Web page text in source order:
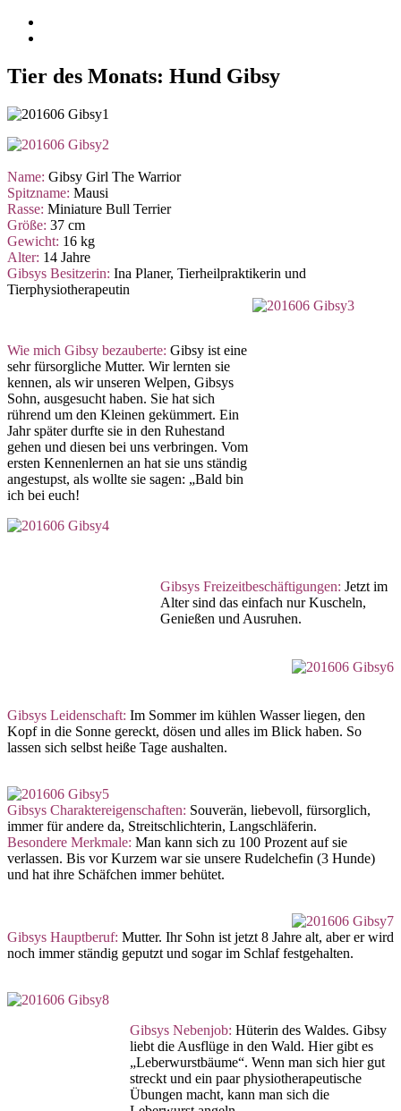
Tier des Monats: Hund Gibsy
Name: Gibsy Girl The Warrior
Spitzname: Mausi
Rasse: Miniature Bull Terrier
Größe: 37 cm
Gewicht: 16 kg
Alter: 14 Jahre
Gibsys Besitzerin: Ina Planer, Tierheilpraktikerin und
Tierphysiotherapeutin
Wie mich Gibsy bezauberte: Gibsy ist eine
sehr fürsorgliche Mutter. Wir lernten sie
kennen, als wir unseren Welpen, Gibsys
Sohn, ausgesucht haben. Sie hat sich
rührend um den Kleinen gekümmert. Ein
Jahr später durfte sie in den Ruhestand
gehen und diesen bei uns verbringen. Vom
ersten Kennenlernen an hat sie uns ständig
angestupst, als wollte sie sagen: „Bald bin
ich bei euch!
Gibsys Freizeitbeschäftigungen: Jetzt im
Alter sind das einfach nur Kuscheln,
Genießen und Ausruhen.
Gibsys Leidenschaft: Im Sommer im kühlen Wasser liegen, den
Kopf in die Sonne gereckt, dösen und alles im Blick haben. So
lassen sich selbst heiße Tage aushalten.
Gibsys Charaktereigenschaften: Souverän, liebevoll, fürsorglich,
immer für andere da, Streitschlichterin, Langschläferin.
Besondere Merkmale: Man kann sich zu 100 Prozent auf sie
verlassen. Bis vor Kurzem war sie unsere Rudelchefin (3 Hunde)
und hat ihre Schäfchen immer behütet.
Gibsys Hauptberuf: Mutter. Ihr Sohn ist jetzt 8 Jahre alt, aber er wird
noch immer ständig geputzt und sogar im Schlaf festgehalten.
Gibsys Nebenjob: Hüterin des Waldes. Gibsy
liebt die Ausflüge in den Wald. Hier gibt es
„Leberwurstbäume“. Wenn man sich hier gut
streckt und ein paar physiotherapeutische
Übungen macht, kann man sich die